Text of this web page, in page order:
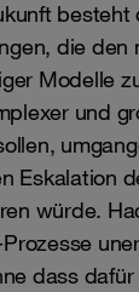
besteht
die den
Modelle
und
Eskalation
würde.
dass